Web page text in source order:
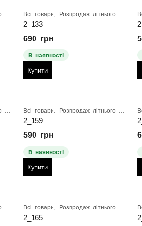
Всі товари Розпродаж літнього взуття
2_133
690 грн
В наявності
Купити
Всі товари Розпродаж літнього взуття
2_159
590 грн
В наявності
Купити
Всі товари Розпродаж літнього взуття
2_165